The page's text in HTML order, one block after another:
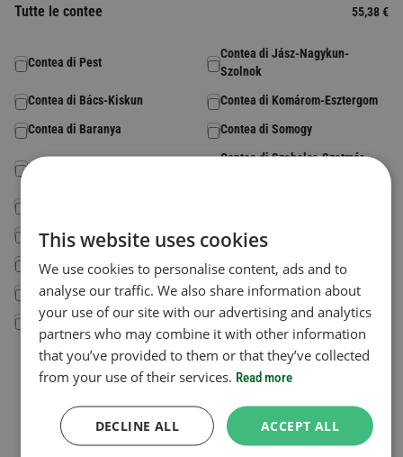
Tutte le contee 55,38 €
Contea di Pest
Contea di Jász-Nagykun-
Szolnok
Contea di Bács-Kiskun
Contea di Komárom-Esztergom
Contea di Baranya
Contea di Somogy
Contea di Békés
Contea di Szabolcs-Szatmár-
Contea di Fejér
Contea di Vas
Contea di Győr-Moson-Sopron
Contea di Veszprém
Contea di Hajdú-Bihar
Contea di Zala
Contea di Heves
Codice paese *
Selezionare un Paese
This website uses cookies
We use cookies to personalise content, ads and to
analyse our traffic. We also share information about
your use of our site with our advertising and analytics
partners who may combine it with other information
that you’ve provided to them or that they’ve collected
from your use of their services. Read more
ACCEPT ALL
DECLINE ALL